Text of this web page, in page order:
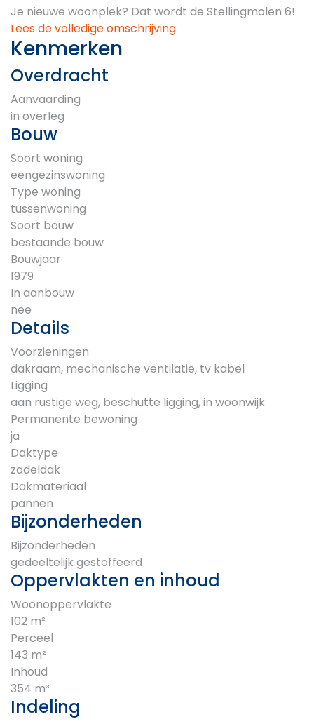
Je nieuwe woonplek? Dat wordt de Stellingmolen 6!
Lees de volledige omschrijving
Kenmerken
Overdracht
Aanvaarding
in overleg
Bouw
Soort woning
eengezinswoning
Type woning
tussenwoning
Soort bouw
bestaande bouw
Bouwjaar
1979
In aanbouw
nee
Details
Voorzieningen
dakraam, mechanische ventilatie, tv kabel
Ligging
aan rustige weg, beschutte ligging, in woonwijk
Permanente bewoning
ja
Daktype
zadeldak
Dakmateriaal
pannen
Bijzonderheden
Bijzonderheden
gedeeltelijk gestoffeerd
Oppervlakten en inhoud
Woonoppervlakte
102 m²
Perceel
143 m²
Inhoud
354 m³
Indeling